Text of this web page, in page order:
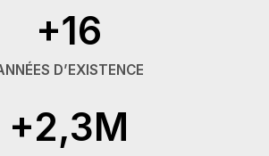
+16
D’EXISTENCE
+2,3M